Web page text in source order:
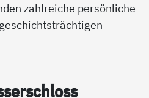
zahlreiche persönliche